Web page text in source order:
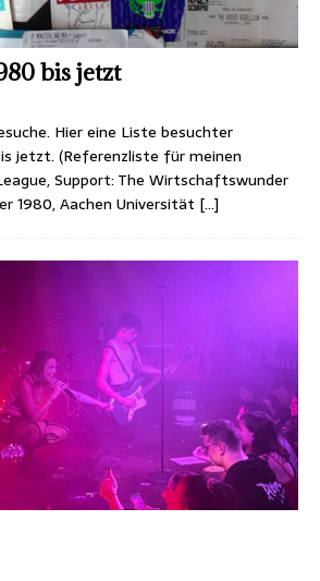
bis jetzt
Hier eine Liste besuchter
jetzt. (Referenzliste für meinen
Support: The Wirtschaftswunder
1980, Aachen Universität […]